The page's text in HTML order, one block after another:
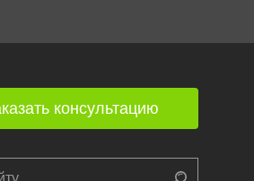
консультацию